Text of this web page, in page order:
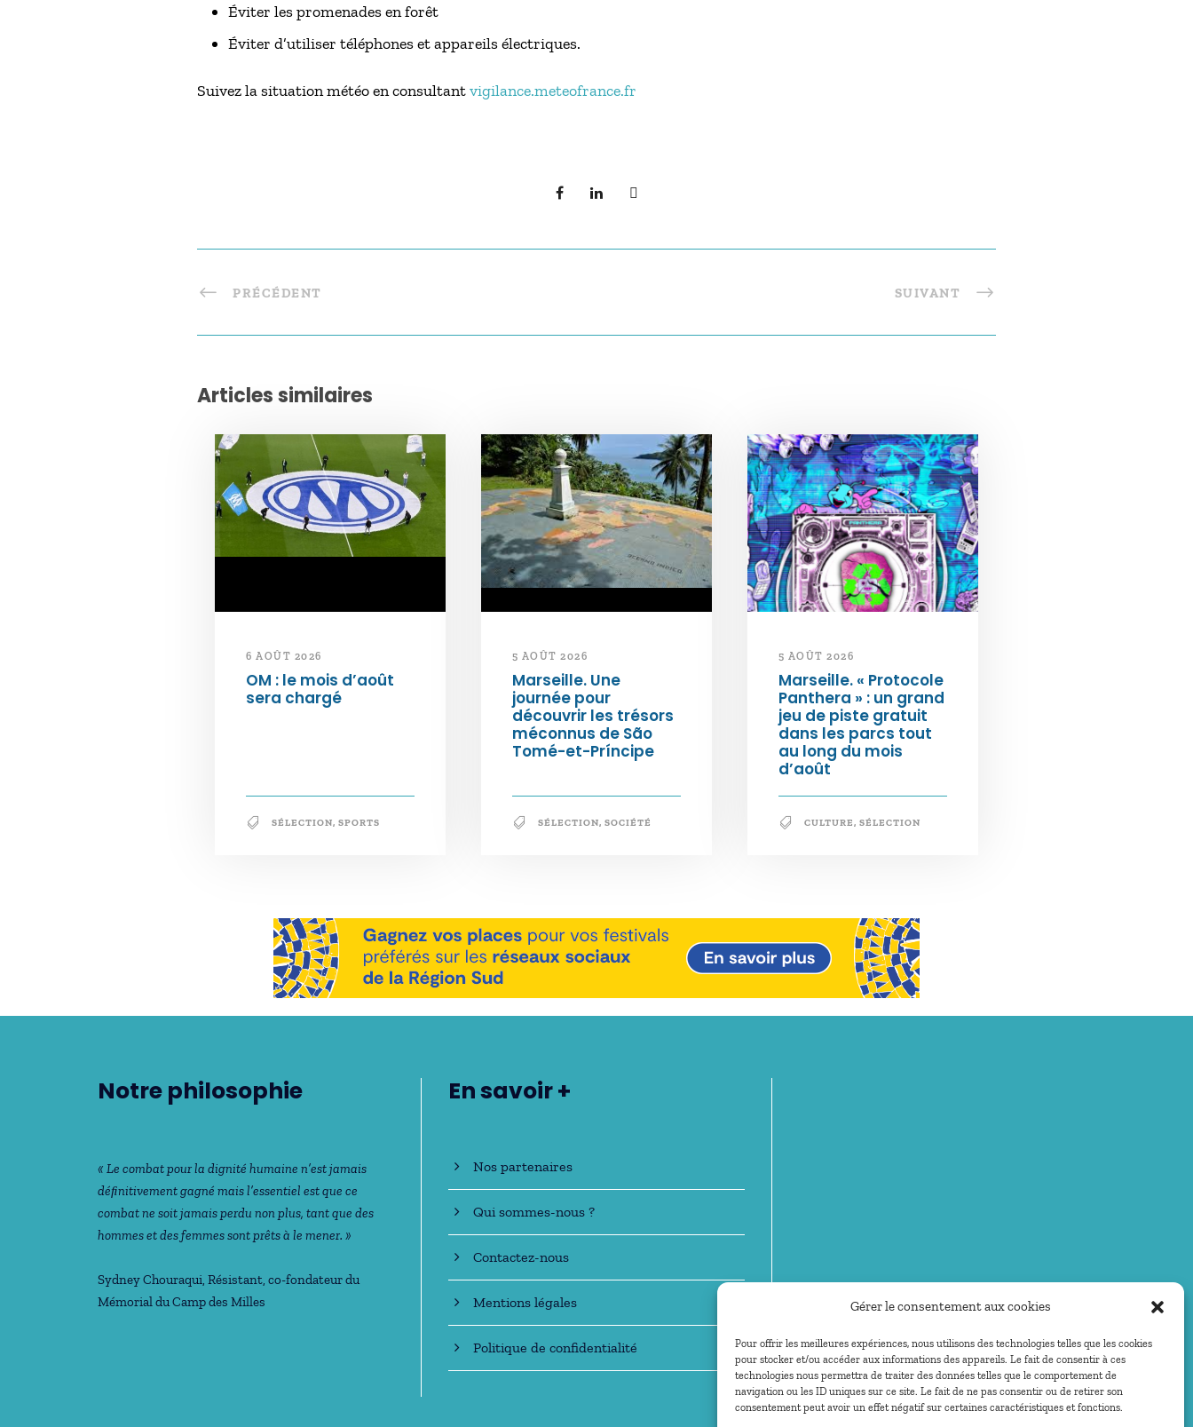
Gérer le consentement aux cookies
Pour offrir les meilleures expériences, nous utilisons des technologies telles que les cookies
pour stocker et/ou accéder aux informations des appareils. Le fait de consentir à ces
technologies nous permettra de traiter des données telles que le comportement de
navigation ou les ID uniques sur ce site. Le fait de ne pas consentir ou de retirer son
consentement peut avoir un effet négatif sur certaines caractéristiques et fonctions.
Éviter les promenades en forêt
Éviter d’utiliser téléphones et appareils électriques.
Suivez la situation météo en consultantvigilance.meteofrance.fr
PRÉCÉDENT SUIVANT
Articles similaires
6 AOÛT 2026
OM : le mois d’août
sera chargé
SÉLECTION, SPORTS
5 AOÛT 2026
Marseille. Une
journée pour
découvrir les trésors
méconnus de São
Tomé-et-Príncipe
SÉLECTION, SOCIÉTÉ
5 AOÛT 2026
Marseille. « Protocole
Panthera » : un grand
jeu de piste gratuit
dans les parcs tout
au long du mois
d’août
CULTURE, SÉLECTION
Notre philosophie
« Le combat pour la dignité humaine n’est jamais
déﬁnitivement gagné mais l’essentiel est que ce
combat ne soit jamais perdu non plus, tant que des
hommes et des femmes sont prêts à le mener. »
Sydney Chouraqui, Résistant, co-fondateur du
Mémorial du Camp des Milles
En savoir +
Nos partenaires
Qui sommes-nous ?
Contactez-nous
Mentions légales
Politique de confidentialité